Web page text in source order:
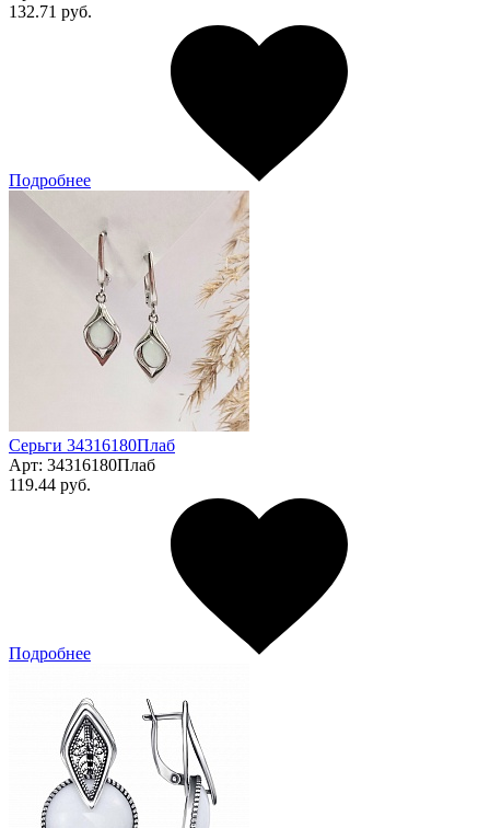
132.71 руб.
Подробнее
Серьги 34316180Плаб
Арт: 34316180Плаб
119.44 руб.
Подробнее